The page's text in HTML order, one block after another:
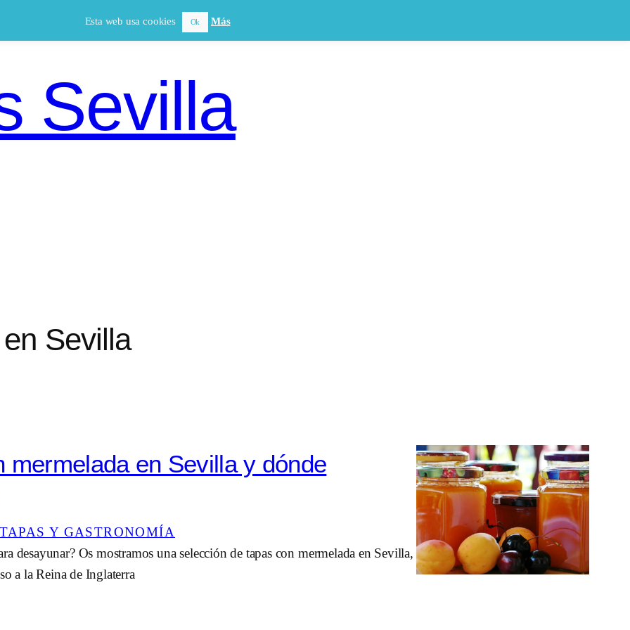
Sevilla
Sevilla
mermelada en Sevilla y dónde
TAPAS Y GASTRONOMÍA
desayunar? Os mostramos una selección de tapas con mermelada en Sevilla,
a la Reina de Inglaterra
Esta web usa cookies Ok Más